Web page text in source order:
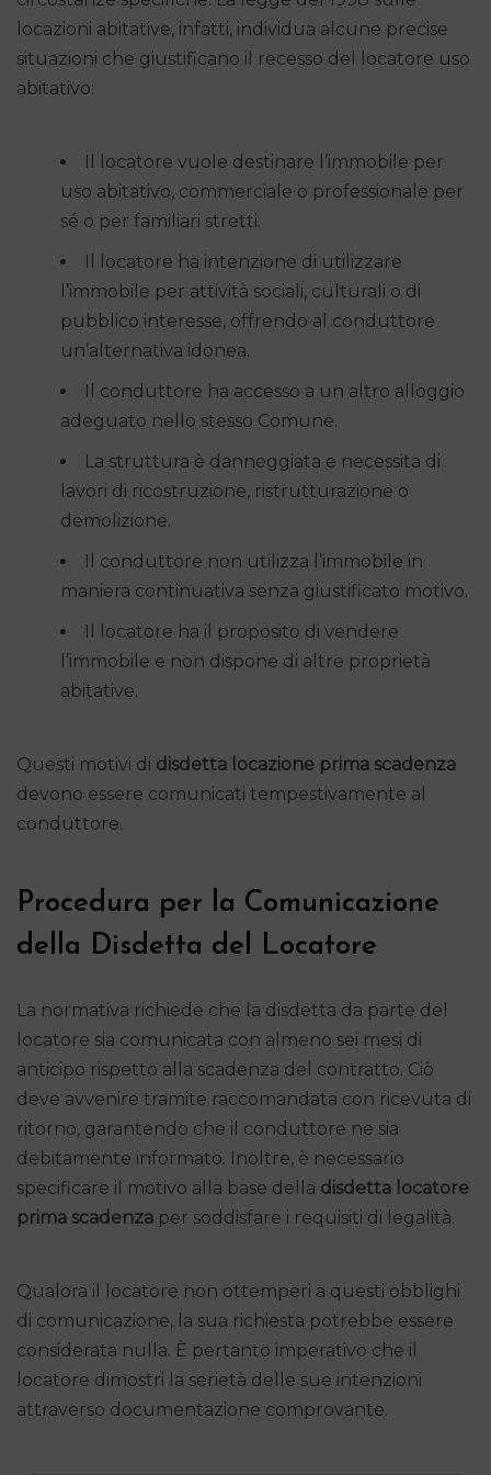
locazioni abitative, infatti, individua alcune precise
situazioni che giustificano il recesso del locatore uso
abitativo:
Il locatore vuole destinare l’immobile per
uso abitativo, commerciale o professionale per
sé o per familiari stretti.
Il locatore ha intenzione di utilizzare
l’immobile per attività sociali, culturali o di
pubblico interesse, offrendo al conduttore
un’alternativa idonea.
Il conduttore ha accesso a un altro alloggio
adeguato nello stesso Comune.
La struttura è danneggiata e necessita di
lavori di ricostruzione, ristrutturazione o
demolizione.
Il conduttore non utilizza l’immobile in
maniera continuativa senza giustificato motivo.
Il locatore ha il proposito di vendere
l’immobile e non dispone di altre proprietà
abitative.
Questi motivi di disdetta locazione prima scadenza
devono essere comunicati tempestivamente al
conduttore.
Procedura per la Comunicazione
della Disdetta del Locatore
La normativa richiede che la disdetta da parte del
locatore sia comunicata con almeno sei mesi di
anticipo rispetto alla scadenza del contratto. Ciò
deve avvenire tramite raccomandata con ricevuta di
ritorno, garantendo che il conduttore ne sia
debitamente informato. Inoltre, è necessario
specificare il motivo alla base della disdetta locatore
prima scadenza per soddisfare i requisiti di legalità.
Qualora il locatore non ottemperi a questi obblighi
di comunicazione, la sua richiesta potrebbe essere
considerata nulla. È pertanto imperativo che il
locatore dimostri la serietà delle sue intenzioni
attraverso documentazione comprovante.